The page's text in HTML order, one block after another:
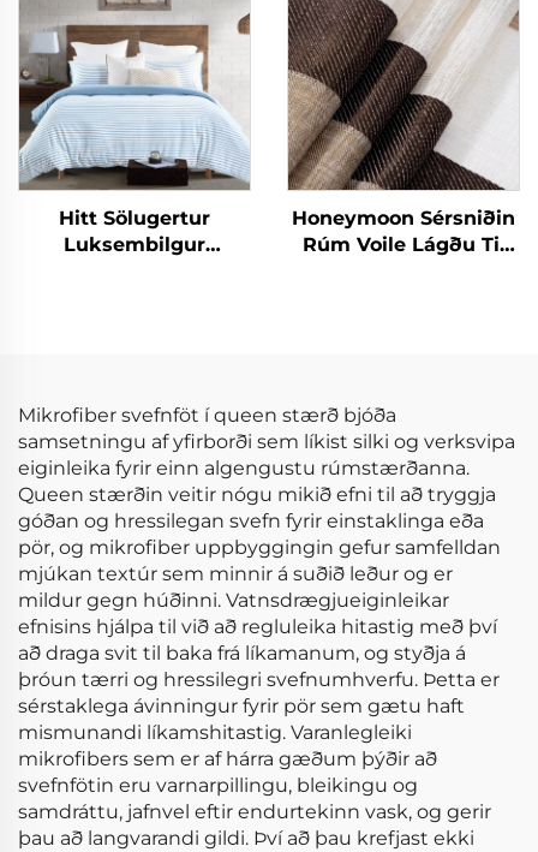
Silkiðurlegur Sherpa
skjalasængur og
kviltursetur
Hitt Sölugertur
Luksembilgur
Honeymoon Sérsniðin
Rúm Voile Lágðu Til
Mikrofiber svefnföt í queen stærð bjóða
samsetningu af yfirborði sem líkist silki og verksvipa
eiginleika fyrir einn algengustu rúmstærðanna.
Queen stærðin veitir nógu mikið efni til að tryggja
góðan og hressilegan svefn fyrir einstaklinga eða
pör, og mikrofiber uppbyggingin gefur samfelldan
mjúkan textúr sem minnir á suðið leður og er
mildur gegn húðinni. Vatnsdrægjueiginleikar
efnisins hjálpa til við að regluleika hitastig með því
að draga svit til baka frá líkamanum, og styðja á
þróun tærri og hressilegri svefnumhverfu. Þetta er
sérstaklega ávinningur fyrir pör sem gætu haft
mismunandi líkamshitastig. Varanlegleiki
mikrofibers sem er af hárra gæðum þýðir að
svefnfötin eru varnarpillingu, bleikingu og
samdráttu, jafnvel eftir endurtekinn vask, og gerir
þau að langvarandi gildi. Því að þau krefjast ekki